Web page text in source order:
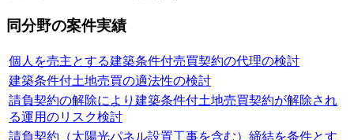
同分野の案件実績
個人を売主とする建築条件付売買契約の代理の検討
建築条件付土地売買の適法性の検討
請負契約の解除により建築条件付土地売買契約が解除され
る運用のリスク検討
請負契約（太陽光パネル設置工事を含む）締結を条件とす